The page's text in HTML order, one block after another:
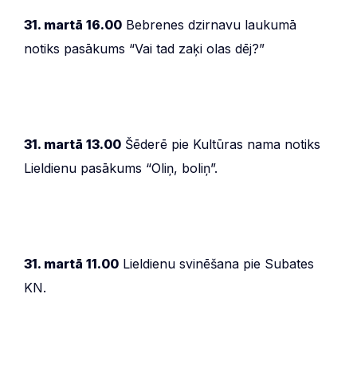
31. martā 16.00 Bebrenes dzirnavu laukumā
notiks pasākums “Vai tad zaķi olas dēj?”
31. martā 13.00 Šēderē pie Kultūras nama notiks
Lieldienu pasākums “Oliņ, boliņ”.
31. martā 11.00 Lieldienu svinēšana pie Subates
KN.